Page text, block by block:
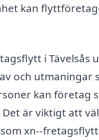
kan
i
och utmaningar
kan företag
är viktigt att
xn--